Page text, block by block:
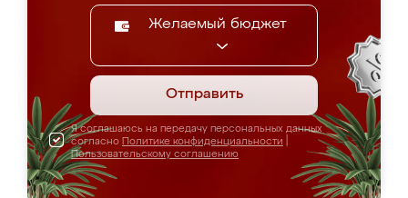
Желаемый бюджет
Отправить
Я соглашаюсь на передачу персональных данных
согласно Политике конфиденциальности
Пользовательскому соглашению